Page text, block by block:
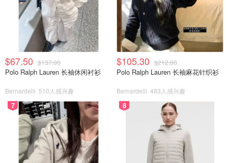
$67.50 $137.00
Polo Ralph Lauren 长袖休闲衬衫
Bernardelli 510人感兴趣
$105.30 $212.00
Polo Ralph Lauren 长袖麻花针织衫
Bernardelli 483人感兴趣
7 8